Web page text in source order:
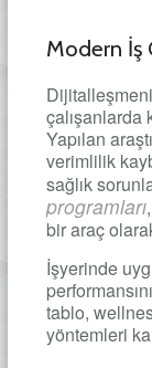
Modern İş
çalışanlarda
Yapılan
verimlilik
sağlık
programları
bir araç
İşyerinde
tablo,
yöntemleri